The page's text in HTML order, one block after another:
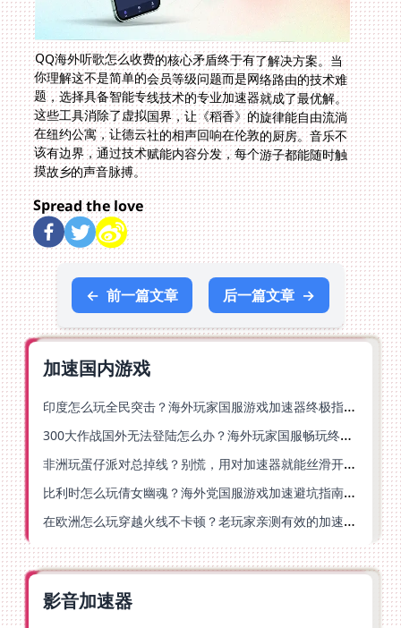
QQ海外听歌怎么收费的核心矛盾终于有了解决方案。当
你理解这不是简单的会员等级问题而是网络路由的技术难
题，选择具备智能专线技术的专业加速器就成了最优解。
这些工具消除了虚拟国界，让《稻香》的旋律能自由流淌
在纽约公寓，让德云社的相声回响在伦敦的厨房。音乐不
该有边界，通过技术赋能内容分发，每个游子都能随时触
摸故乡的声音脉搏。
Spread the love
← 前一篇文章 后一篇文章 →
加速国内游戏
印度怎么玩全民突击？海外玩家国服游戏加速器终极指南（附原神延迟优化+精灵之境加速器选择）
300大作战国外无法登陆怎么办？海外玩家国服畅玩终极指南（附实测推荐）
非洲玩蛋仔派对总掉线？别慌，用对加速器就能丝滑开跑！
比利时怎么玩倩女幽魂？海外党国服游戏加速避坑指南（附实测推荐）
在欧洲怎么玩穿越火线不卡顿？老玩家亲测有效的加速器选择指南
影音加速器